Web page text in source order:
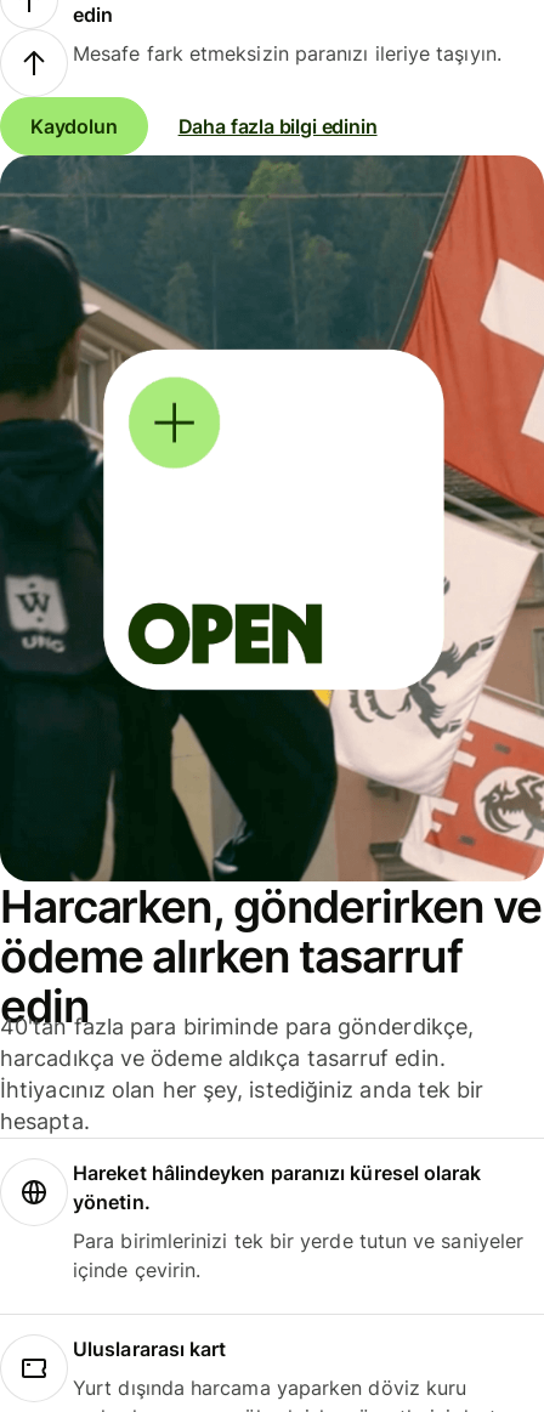
edin
Mesafe fark etmeksizin paranızı ileriye taşıyın.
Kaydolun Daha fazla bilgi edinin
Harcarken, gönderirken ve
ödeme alırken tasarruf
edin
40'tan fazla para biriminde para gönderdikçe,
harcadıkça ve ödeme aldıkça tasarruf edin.
İhtiyacınız olan her şey, istediğiniz anda tek bir
hesapta.
Hareket hâlindeyken paranızı küresel olarak
yönetin.
Para birimlerinizi tek bir yerde tutun ve saniyeler
içinde çevirin.
Uluslararası kart
Yurt dışında harcama yaparken döviz kuru